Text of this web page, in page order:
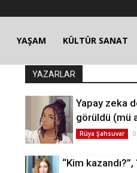
YAŞAM KÜLTÜR SANAT
YAZARLAR
Yapay zeka
görüldü (mü
Rüya Şahsuvar
“Kim